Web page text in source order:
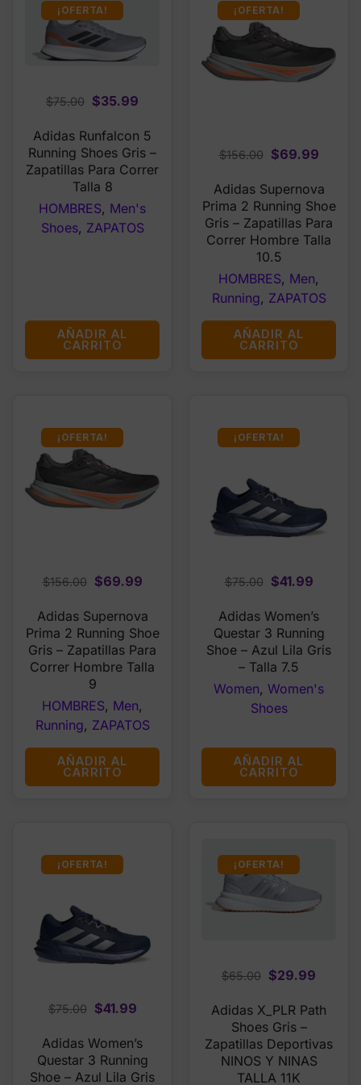
¡OFERTA!
$75.00 Original
was:
$75.00.
$35.99
is:
$35.99.
Adidas Runfalcon 5
Running Shoes Gris –
Zapatillas Para Correr
Talla 8
HOMBRES, Men's
Shoes, ZAPATOS
AÑADIR AL
CARRITO
¡OFERTA!
$156.00
Original
was:
$156.00.
$69.99
is:
Adidas Supernova
Prima 2 Running Shoe
Gris – Zapatillas Para
Correr Hombre Talla
10.5
HOMBRES, Men,
Running, ZAPATOS
AÑADIR AL
CARRITO
¡OFERTA!
$156.00
Original
was:
$156.00.
$69.99Current
is:
$69.99.
Adidas Supernova
Prima 2 Running Shoe
Gris – Zapatillas Para
Correr Hombre Talla
9
HOMBRES, Men,
Running, ZAPATOS
AÑADIR AL
CARRITO
¡OFERTA!
$75.00
Original
was:
$75.00.
$41.99
is:
$41.99.
Adidas Women’s
Questar 3 Running
Shoe – Azul Lila Gris
– Talla 7.5
Women, Women's
Shoes
AÑADIR AL
CARRITO
¡OFERTA!
$75.00
Original
was:
$75.00.
$41.99Current
is:
$41.99.
Adidas Women’s
Questar 3 Running
Shoe – Azul Lila Gris
¡OFERTA!
$65.00 Original
was:
$65.00.
$29.99
is:
Adidas X_PLR Path
Shoes Gris –
Zapatillas Deportivas
NINOS Y NINAS
TALLA 11K